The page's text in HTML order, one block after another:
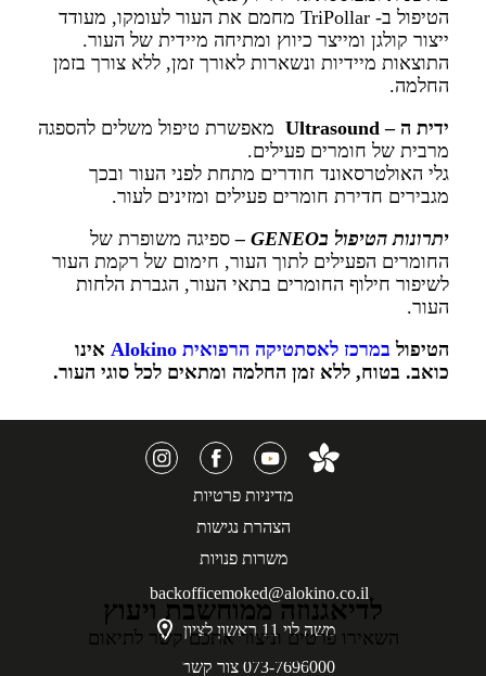
הטיפול ב- TriPollar מחמם את העור לעומקו, מעודד
ייצור קולגן ומייצר כיווץ ומתיחה מיידית של העור.
התוצאות מיידיות ונשארות לאורך זמן, ללא צורך בזמן
החלמה.
ידית ה – Ultrasound
מאפשרת טיפול משלים להספגה
מרבית של חומרים פעילים.
גלי האולטרסאונד חודרים מתחת לפני העור ובכך
מגבירים חדירת חומרים פעילים ומזינים לעור.
יתרונות הטיפול בGENEO –
ספיגה משופרת של
החומרים הפעילים לתוך העור, חימום של רקמת העור
לשיפור חילוף החומרים בתאי העור, הגברת הלחות
העור.
הטיפול במרכז לאסתטיקה הרפואית Alokino
אינו
כואב. בטוח, ללא זמן החלמה ומתאים לכל סוגי העור.
לדיאגנוזה ממוחשבת ויעוץ
השאירו פרטים וניצור אתכם קשר לתיאום
073-7696000 צור קשר
משה לוי 11 ראשון לציון
backofficemoked@alokino.co.il
משרות פנויות
הצהרת נגישות
מדיניות פרטיות